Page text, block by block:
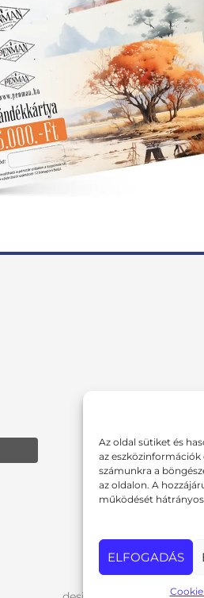
Az oldal sütiket és
az eszközinformációk
számunkra a
az oldalon. A
működését
ELFOGADÁS
c
e
b
o
s
t
a